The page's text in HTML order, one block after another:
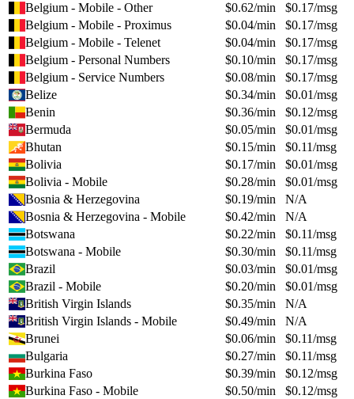
Belgium - Mobile - Other
$0.62/min $0.17/msg
Belgium - Mobile - Proximus
$0.04/min $0.17/msg
Belgium - Mobile - Telenet
$0.04/min $0.17/msg
Belgium - Personal Numbers
$0.10/min $0.17/msg
Belgium - Service Numbers
$0.08/min $0.17/msg
Belize
$0.34/min $0.01/msg
Benin
$0.36/min $0.12/msg
Bermuda
$0.05/min $0.01/msg
Bhutan
$0.15/min $0.11/msg
Bolivia
$0.17/min $0.01/msg
Bolivia - Mobile
$0.28/min $0.01/msg
Bosnia & Herzegovina
$0.19/min
N/A
Bosnia & Herzegovina - Mobile
$0.42/min
N/A
Botswana
$0.22/min $0.11/msg
Botswana - Mobile
$0.30/min $0.11/msg
Brazil
$0.03/min $0.01/msg
Brazil - Mobile
$0.20/min $0.01/msg
British Virgin Islands
$0.35/min
N/A
British Virgin Islands - Mobile
$0.49/min
N/A
Brunei
$0.06/min $0.11/msg
Bulgaria
$0.27/min $0.11/msg
Burkina Faso
$0.39/min $0.12/msg
Burkina Faso - Mobile
$0.50/min $0.12/msg